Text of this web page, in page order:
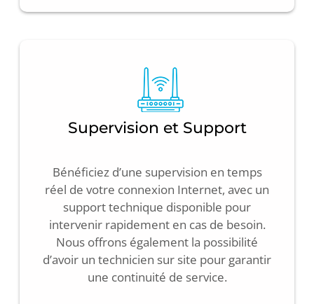
Supervision et Support
Bénéficiez d’une supervision en temps
réel de votre connexion Internet, avec un
support technique disponible pour
intervenir rapidement en cas de besoin.
Nous offrons également la possibilité
d’avoir un technicien sur site pour garantir
une continuité de service.